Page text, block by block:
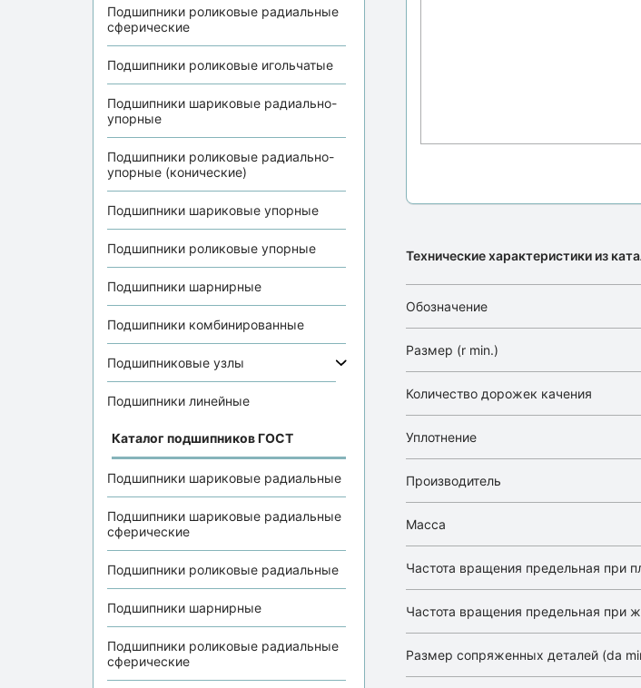
Подшипники роликовые радиальные
сферические
Подшипники роликовые игольчатые
Подшипники шариковые радиально-
упорные
Подшипники роликовые радиально-
упорные (конические)
Подшипники шариковые упорные
Подшипники роликовые упорные
Подшипники шарнирные
Подшипники комбинированные
Подшипниковые узлы
Подшипники линейные
Каталог подшипников ГОСТ
Подшипники шариковые радиальные
Подшипники шариковые радиальные
сферические
Подшипники роликовые радиальные
Подшипники шарнирные
Подшипники роликовые радиальные
сферические
Технические характеристики из
Обозначение
Размер (r min.)
Количество дорожек качения
Уплотнение
Производитель
Масса
Частота вращения предельная при
Частота вращения предельная при
Размер сопряженных деталей (da